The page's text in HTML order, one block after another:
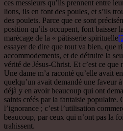
ces messieurs qu’ils prennent entre
lions, ils en font des poules, et s’ils
des poulets. Parce que ce sont
position qu’ils occupent, font baisser
marécage de la « pâtisserie spirituelle
essayer de dire que tout va bien, que
accommodements, et de détruire la
vérité de Jésus-Christ. Et c’est ce que
Une dame m’a raconté qu’elle avait
quelqu’un avait demandé une
déjà y en avoir beaucoup qui ont
saints créés par la fantaisie populaire.
l’ignorance ; c’est l’utilisation
beaucoup, par ceux qui n’ont pas la
trahissent.